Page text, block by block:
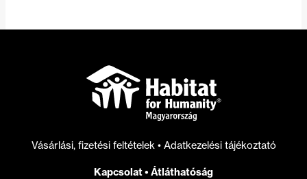
Vásárlási, fizetési feltételek • Adatkezelési tájékoztató
Kapcsolat• Átláthatóság